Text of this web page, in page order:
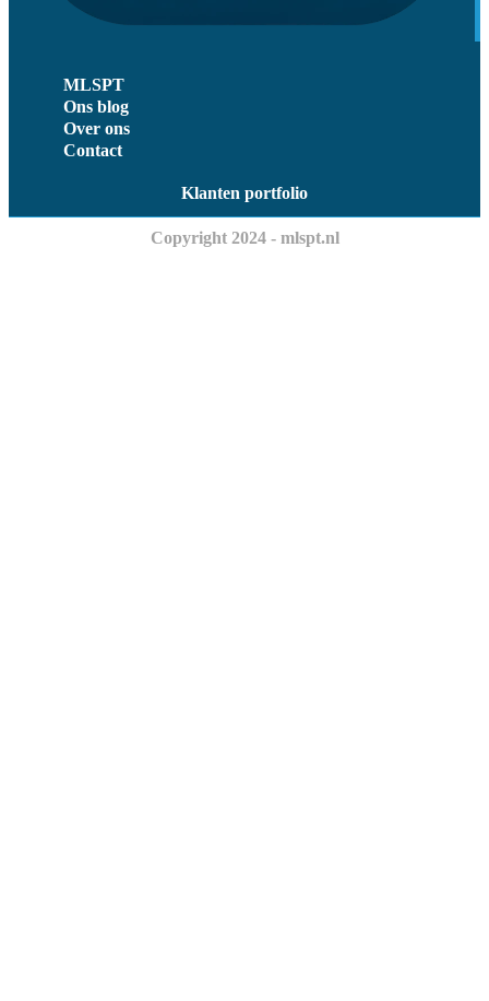
MLSPT
Ons blog
Over ons
Contact
Klanten portfolio
Copyright 2024 - mlspt.nl